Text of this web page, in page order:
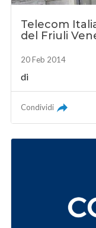
Telecom
del Friuli
20 Feb 2014
di
Condividi